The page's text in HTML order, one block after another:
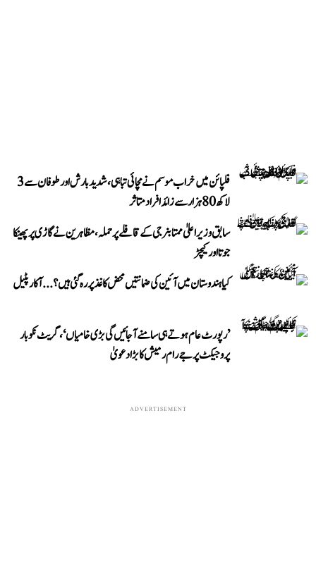
فلپائن میں خراب موسم نے مچائی تباہی، شدید بارش اور طوفان سے 3
لاکھ 80 ہزار سے زائد افراد متاثر
سابق وزیر اعلیٰ ممتا بنرجی کے قافلے پر حملہ، مظاہرین نے گاڑی پر پھینکا
جوتا اور کیچڑ
کیا ہندوستان میں آئین کی ضمانتیں محض کاغذ پر رہ گئی ہیں؟...آکار پٹیل
’رپورٹ عام ہوتے ہی سامنے آ جائیں گی بڑی خامیاں‘، گریٹ نکوبار
پروجیکٹ پر جے رام رمیش کا بڑا دعویٰ
ADVERTISEMENT